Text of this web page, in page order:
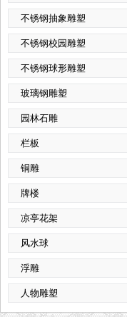
不锈钢抽象雕塑
不锈钢校园雕塑
不锈钢球形雕塑
玻璃钢雕塑
园林石雕
栏板
铜雕
牌楼
凉亭花架
风水球
浮雕
人物雕塑